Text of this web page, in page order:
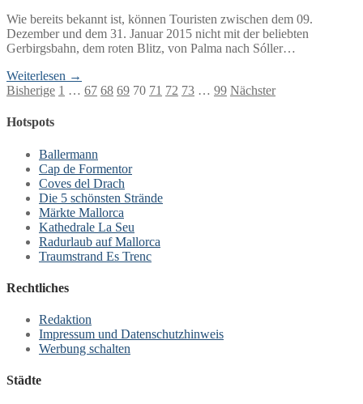
Wie bereits bekannt ist, können Touristen zwischen dem 09.
Dezember und dem 31. Januar 2015 nicht mit der beliebten
Gerbirgsbahn, dem roten Blitz, von Palma nach Sóller…
Weiterlesen →
Seitennummerierung
der
Bisherige 1 … 67 68 69 70 71 72 73 … 99 Nächster
Hotspots
Ballermann
Cap de Formentor
Coves del Drach
Die 5 schönsten Strände
Märkte Mallorca
Kathedrale La Seu
Radurlaub auf Mallorca
Traumstrand Es Trenc
Rechtliches
Redaktion
Impressum und Datenschutzhinweis
Werbung schalten
Städte